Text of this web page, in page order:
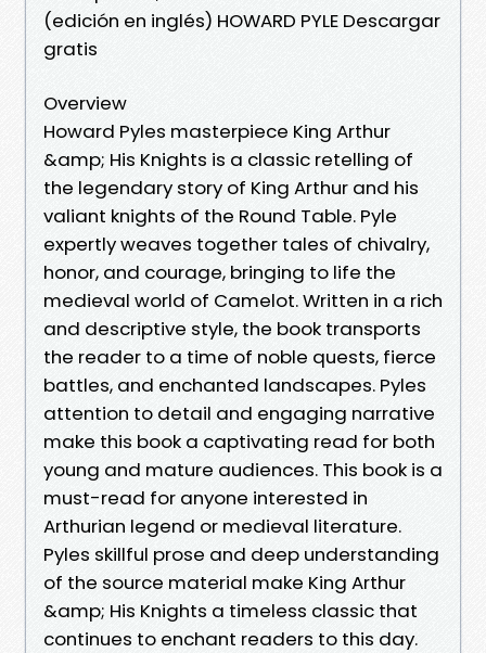
(edición en inglés) HOWARD PYLE Descargar
gratis
Overview
Howard Pyles masterpiece King Arthur
&amp; His Knights is a classic retelling of
the legendary story of King Arthur and his
valiant knights of the Round Table. Pyle
expertly weaves together tales of chivalry,
honor, and courage, bringing to life the
medieval world of Camelot. Written in a rich
and descriptive style, the book transports
the reader to a time of noble quests, fierce
battles, and enchanted landscapes. Pyles
attention to detail and engaging narrative
make this book a captivating read for both
young and mature audiences. This book is a
must-read for anyone interested in
Arthurian legend or medieval literature.
Pyles skillful prose and deep understanding
of the source material make King Arthur
&amp; His Knights a timeless classic that
continues to enchant readers to this day.